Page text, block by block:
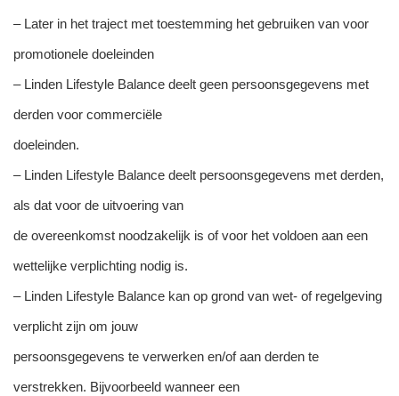
– Later in het traject met toestemming het gebruiken van voor
promotionele doeleinden
– Linden Lifestyle Balance deelt geen persoonsgegevens met
derden voor commerciële
doeleinden.
– Linden Lifestyle Balance deelt persoonsgegevens met derden,
als dat voor de uitvoering van
de overeenkomst noodzakelijk is of voor het voldoen aan een
wettelijke verplichting nodig is.
– Linden Lifestyle Balance kan op grond van wet- of regelgeving
verplicht zijn om jouw
persoonsgegevens te verwerken en/of aan derden te
verstrekken. Bijvoorbeeld wanneer een